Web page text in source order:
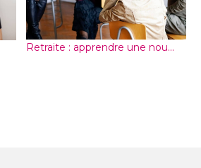
Retraite : apprendre une nou...